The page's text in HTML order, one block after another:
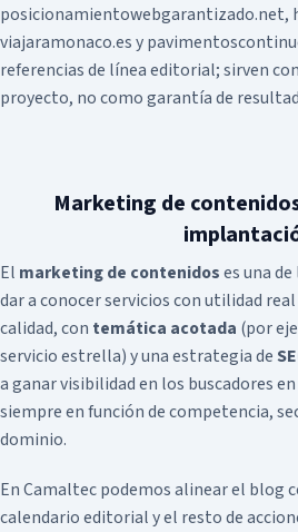
posicionamientowebgarantizado.net,
viajaramonaco.es y
referencias de línea editorial; sirven
proyecto, no como garantía de
Marketing de
El marketing de contenidoses una
dar a conocer servicios con utilidad
calidad, con temática acotada (por
servicio estrella) y una estrategia de
a ganar visibilidad en los buscadores
siempre en función de competencia,
dominio.
En Camaltec podemos alinear el blog
calendario editorial y el resto de